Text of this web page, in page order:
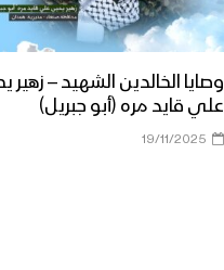
وصايا الخالدين الشهيد – زهير
علي قايد مره (أبو جبريل)
19/11/2025